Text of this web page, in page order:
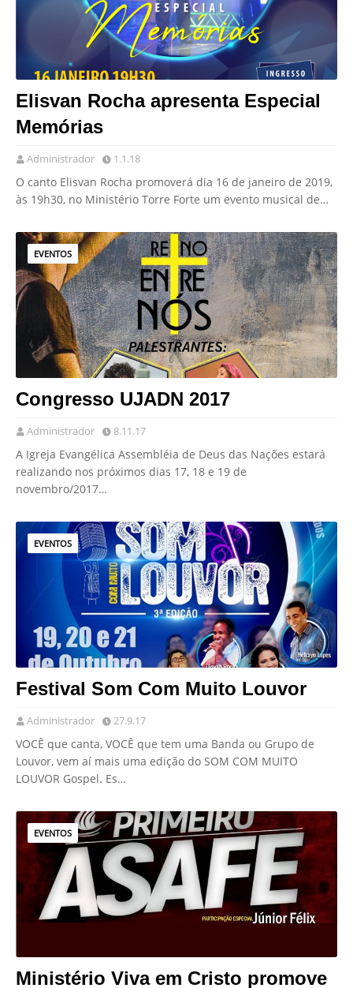
Elisvan Rocha apresenta Especial
Memórias
Administrador 1.1.18
O canto Elisvan Rocha promoverá dia 16 de janeiro de 2019,
às 19h30, no Ministério Torre Forte um evento musical de…
EVENTOS
Congresso UJADN 2017
Administrador 8.11.17
A Igreja Evangélica Assembléia de Deus das Nações estará
realizando nos próximos dias 17, 18 e 19 de
novembro/2017…
EVENTOS
Festival Som Com Muito Louvor
Administrador 27.9.17
VOCÊ que canta, VOCÊ que tem uma Banda ou Grupo de
Louvor, vem aí mais uma edição do SOM COM MUITO
LOUVOR Gospel. Es…
EVENTOS
Ministério Viva em Cristo promove